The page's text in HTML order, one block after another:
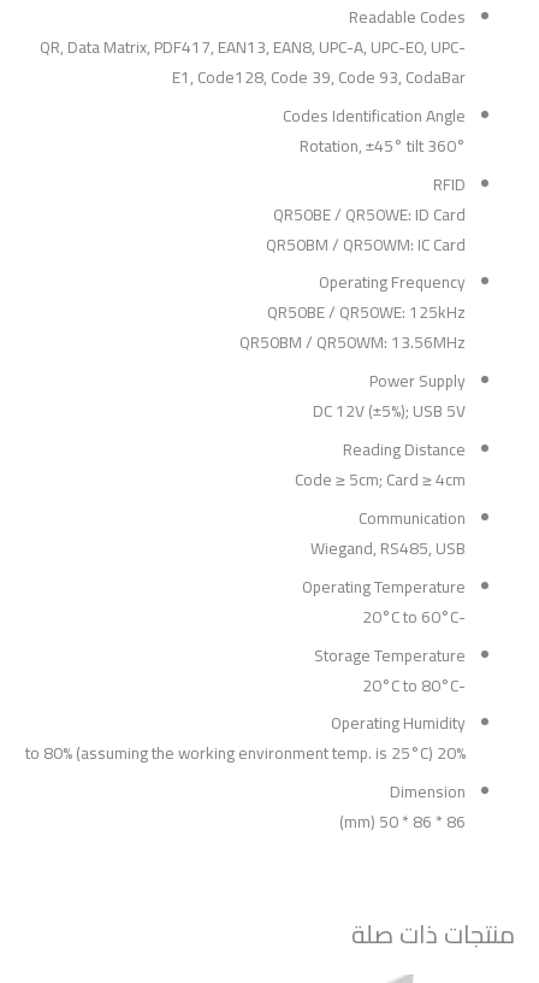
Readable Codes
QR, Data Matrix, PDF417, EAN13, EAN8, UPC-A, UPC-E0, UPC-
E1, Code128, Code 39, Code 93, CodaBar
Codes Identification Angle
360° Rotation, ±45° tilt
RFID
QR50BE / QR50WE: ID Card
QR50BM / QR50WM: IC Card
Operating Frequency
QR50BE / QR50WE: 125kHz
QR50BM / QR50WM: 13.56MHz
Power Supply
DC 12V (±5%); USB 5V
Reading Distance
Code ≥ 5cm; Card ≥ 4cm
Communication
Wiegand, RS485, USB
Operating Temperature
-20°C to 60°C
Storage Temperature
-20°C to 80°C
Operating Humidity
20% to 80% (assuming the working environment temp. is 25°C)
Dimension
86 * 86 * 50 (mm)
منتجات ذات صلة